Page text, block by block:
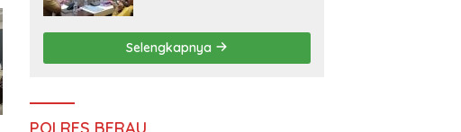
Persatuan
Selengkapnya
POLRES BERAU